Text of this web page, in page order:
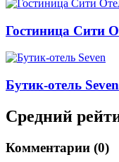
Гостиница Сити
Бутик-отель Seven
Средний
Комментарии (0)